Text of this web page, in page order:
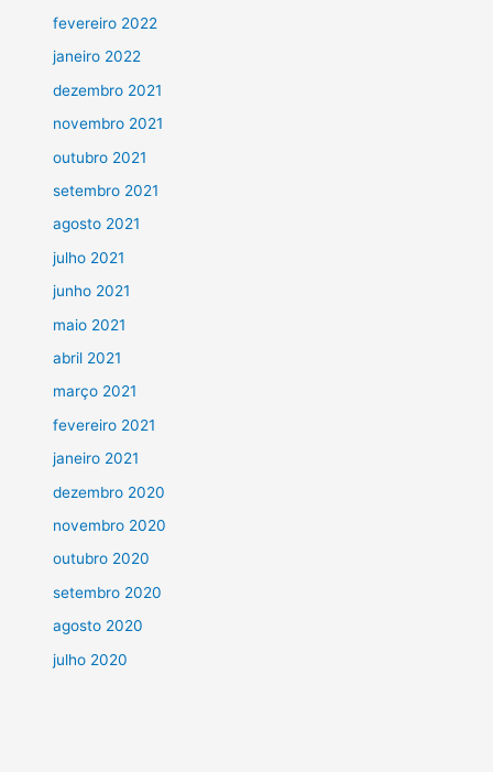
fevereiro 2022
janeiro 2022
dezembro 2021
novembro 2021
outubro 2021
setembro 2021
agosto 2021
julho 2021
junho 2021
maio 2021
abril 2021
março 2021
fevereiro 2021
janeiro 2021
dezembro 2020
novembro 2020
outubro 2020
setembro 2020
agosto 2020
julho 2020